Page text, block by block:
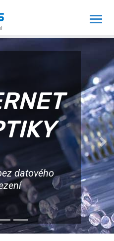
datového